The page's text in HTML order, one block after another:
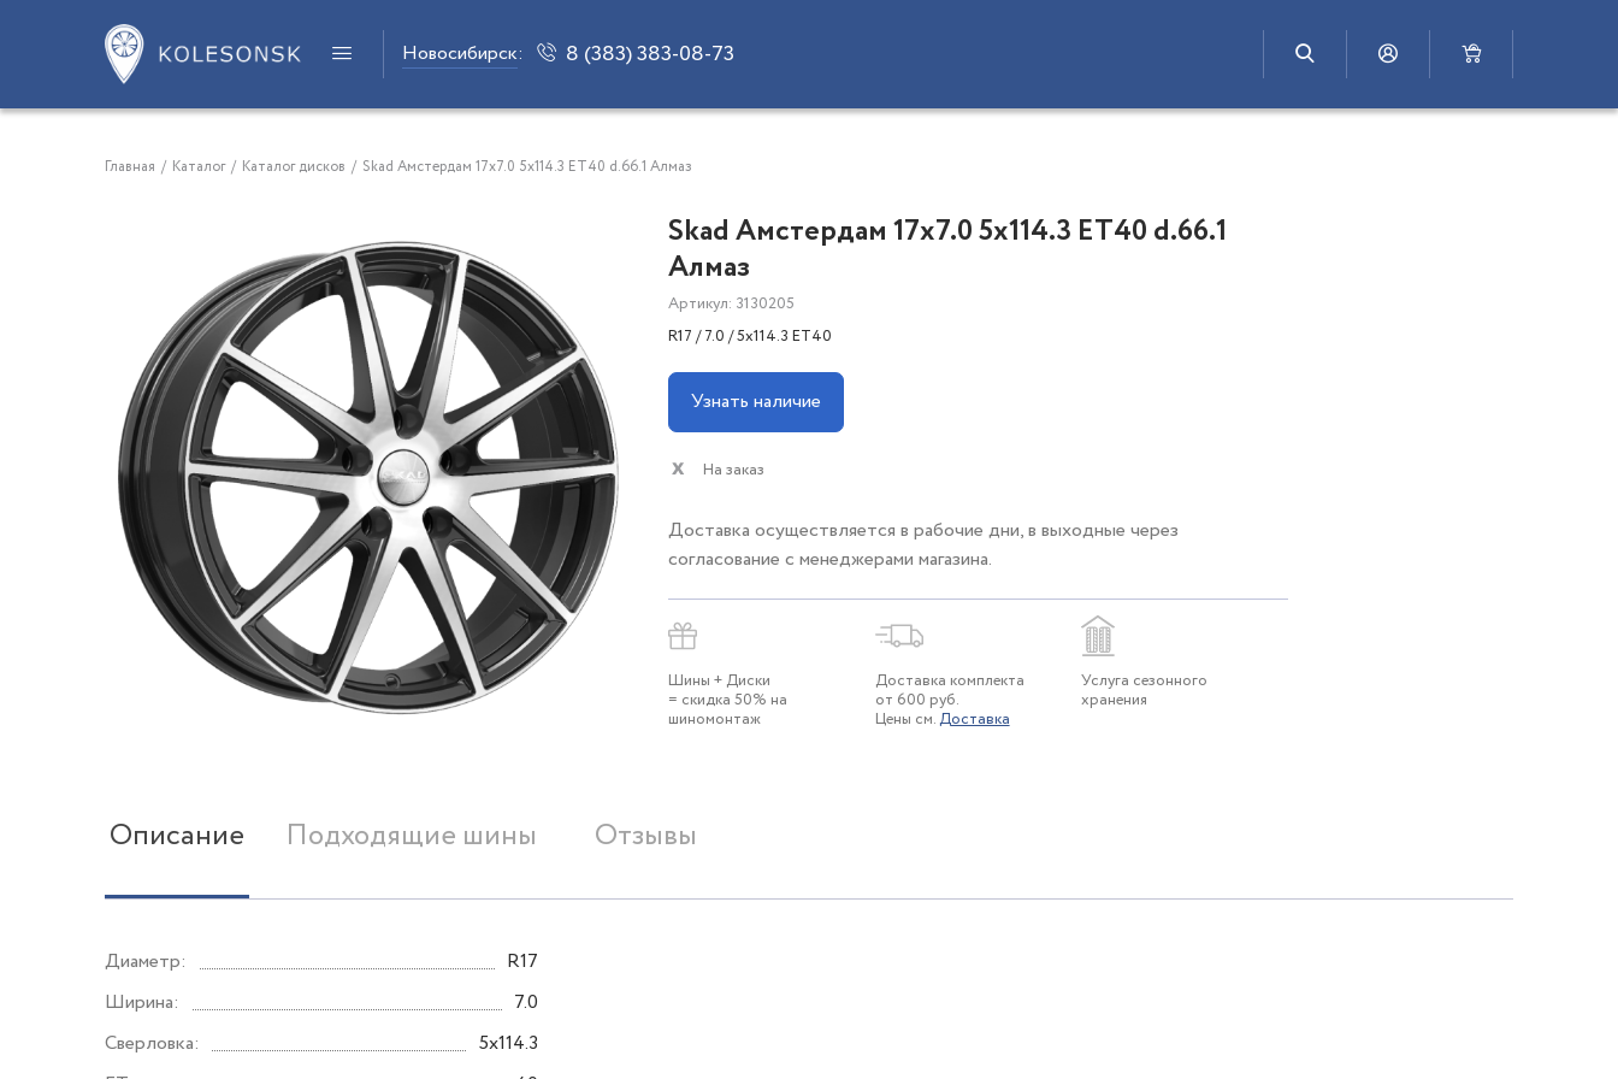
Новосибирск: 8 (383) 383-08-73
Главная / Каталог / Каталог дисков / Skad Амстердам 17x7.0 5x114.3 ET40 d.66.1 Алмаз
Skad Амстердам 17x7.0 5x114.3 ET40 d.66.1
Алмаз
Артикул: 3130205
R17 / 7.0 / 5x114.3 ET40
Узнать наличие
На заказ
Доставка осуществляется в рабочие дни, в выходные через
согласование с менеджерами магазина.
Шины + Диски
= скидка 50% на
шиномонтаж
Доставка комплекта
от 600 руб.
Цены см.Доставка
Услуга сезонного
хранения
Описание Подходящие шины Отзывы
Диаметр:
R17
Ширина:
7.0
Сверловка:
5x114.3